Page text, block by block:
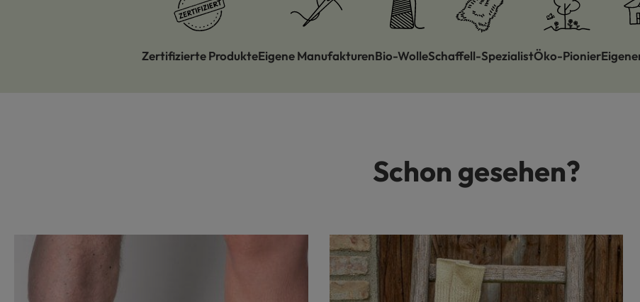
Zertifizierte ProdukteEigene ManufakturenBio-WolleSchaffell-SpezialistÖko-Pionier
Schon gesehen?